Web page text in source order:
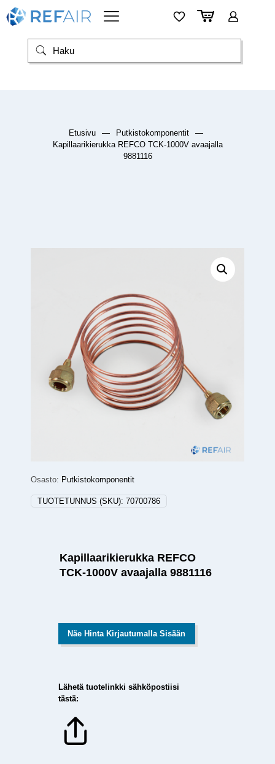
Etusivu — Putkistokomponentit
—
Kapillaarikierukka REFCO TCK-1000V avaajalla
9881116
Osasto: Putkistokomponentit
TUOTETUNNUS (SKU): 70700786
Kapillaarikierukka REFCO
TCK-1000V avaajalla 9881116
Näe Hinta Kirjautumalla Sisään
Lähetä tuotelinkki sähköpostiisi
tästä: